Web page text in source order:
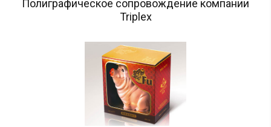
Полиграфическое сопровождение компании
Triplex